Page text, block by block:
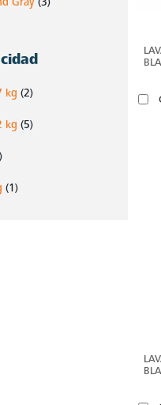
kg (2)
kg (5)
(1)